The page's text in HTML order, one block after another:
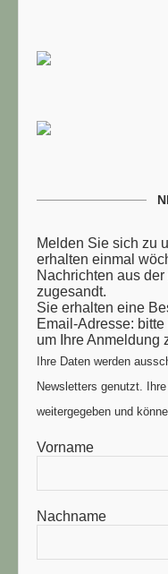
Melden Sie sich zu
erhalten einmal
Nachrichten aus
zugesandt.
Sie erhalten eine
Email-Adresse:
um Ihre Anmeldung
Ihre Daten werden
Newsletters genutzt.
weitergegeben und
Vorname
Nachname